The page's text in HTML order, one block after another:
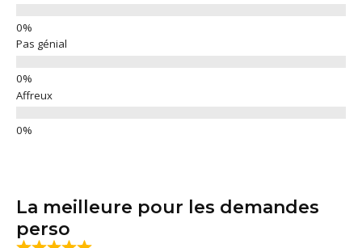
Pas génial
Affreux
La meilleure pour les demandes
perso